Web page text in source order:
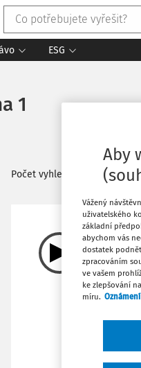
ESG
1
Počet vyhledaných
JUDIKATURA
Nájemce
JUDr.
Vydáno:29.
Věcná
zřídit,
Aby
Vážený
uživatelského
základní
abychom vás
dostatek
zpracováním
ve vašem
ke zlepšování
míru.